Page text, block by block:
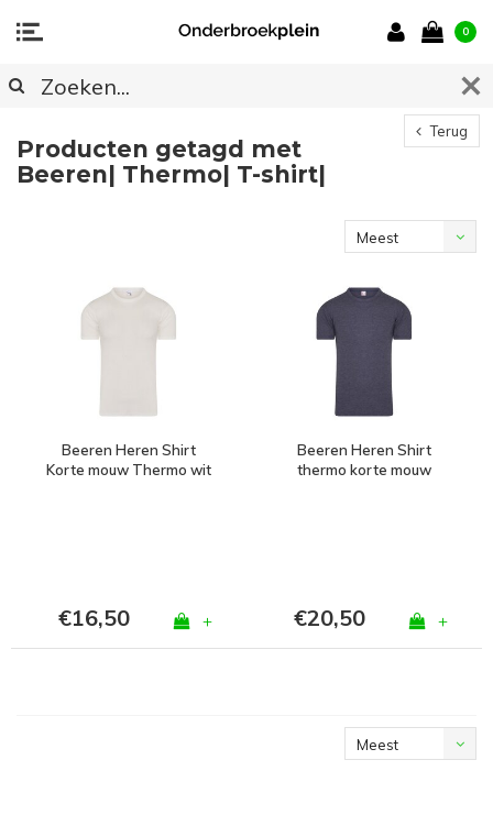
0
Terug
Producten getagd met
Beeren| Thermo| T-shirt|
Meest
Beeren Heren Shirt
Korte mouw Thermo wit
€16,50 +
Beeren Heren Shirt
thermo korte mouw
€20,50 +
Meest